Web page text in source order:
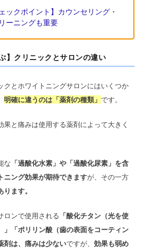
ックポイント】カウンセリング・
ーニングも重要
】クリニックとサロンの違い
クとホワイトニングサロンにはいくつか
明確に違うのは「薬剤の種類」 です。
果と痛みは使用する薬剤によって大きく
な 「過酸化水素」や「過酸化尿素」を含
ニング効果が期待できますが、その一方
ます。
ロンで使用される 「酸化チタン（光を使
」「ポリリン酸（歯の表面をコーティン
剤は、痛みは少ないですが、 効果も弱め